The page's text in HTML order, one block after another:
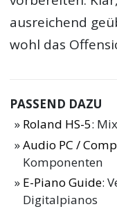
ausreichend
wohl das
PASSEND DAZU
Roland HS-5:
Audio PC /
Komponenten
E-Piano Guide:
Digitalpianos